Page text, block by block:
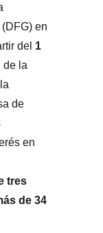
en
del 1
de la
de
en
tres
de 34